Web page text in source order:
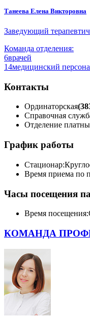
Танеева Елена Викторовна
Заведующий
Команда отделения:
6врачей
14медицинский
Контакты
Ординаторская
Справочная
Отделение
График работы
Стационар:
Время приема по
Часы посещения
Время посещения:
КОМАНДА